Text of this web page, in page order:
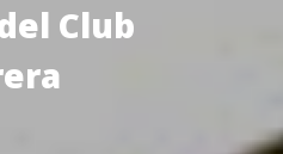
Club